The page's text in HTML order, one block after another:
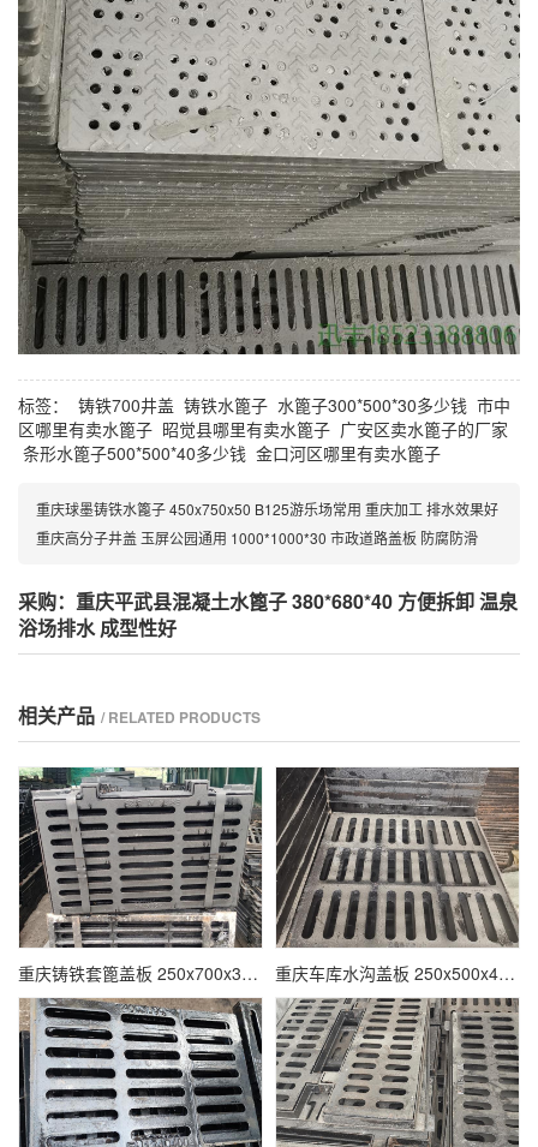
标签： 铸铁700井盖 铸铁水篦子 水篦子300*500*30多少钱 市中
区哪里有卖水篦子 昭觉县哪里有卖水篦子 广安区卖水篦子的厂家
条形水篦子500*500*40多少钱 金口河区哪里有卖水篦子
重庆球墨铸铁水篦子 450x750x50 B125游乐场常用 重庆加工 排水效果好
重庆高分子井盖 玉屏公园通用 1000*1000*30 市政道路盖板 防腐防滑
采购：重庆平武县混凝土水篦子 380*680*40 方便拆卸 温泉
浴场排水 成型性好
相关产品 / RELATED PRODUCTS
重庆铸铁套篦盖板 250x700x30 B125公园通用 主站厂家 排水效果好 重庆车库水沟盖板 250x500x40 C250污水沟常用 主站厂家 外形美观